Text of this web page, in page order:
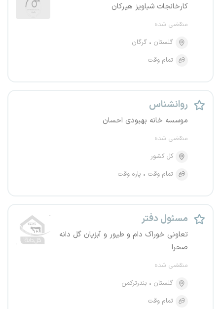
کارخانجات شباویز هیرکان
منقضی شده
گلستان
گرگان
تمام وقت
روانشناس
موسسه خانه بهبودی احسان
منقضی شده
کل کشور
تمام وقت
پاره وقت
مسئول دفتر
تعاونی خوراک دام و طیور و آبزیان گل دانه
صحرا
منقضی شده
گلستان
بندرترکمن
تمام وقت